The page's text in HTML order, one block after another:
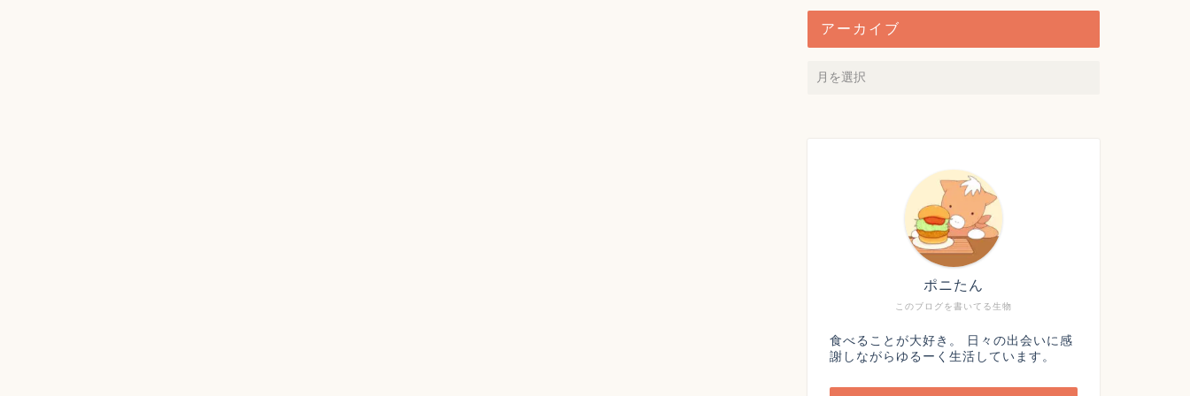
アーカイブ
このブログを書いてる生物
ポニたん
食べることが大好き。 日々の出会いに感
謝しながらゆるーく生活しています。